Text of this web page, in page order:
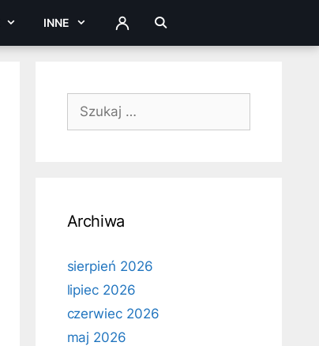
INNE ZALOGUJ
Szukaj:
Archiwa
sierpień 2026
lipiec 2026
czerwiec 2026
maj 2026